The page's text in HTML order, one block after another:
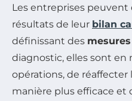
Les entreprises
résultats de leur bilan
définissant des
diagnostic, elles sont en
opérations, de réaffecter
manière plus efficace et